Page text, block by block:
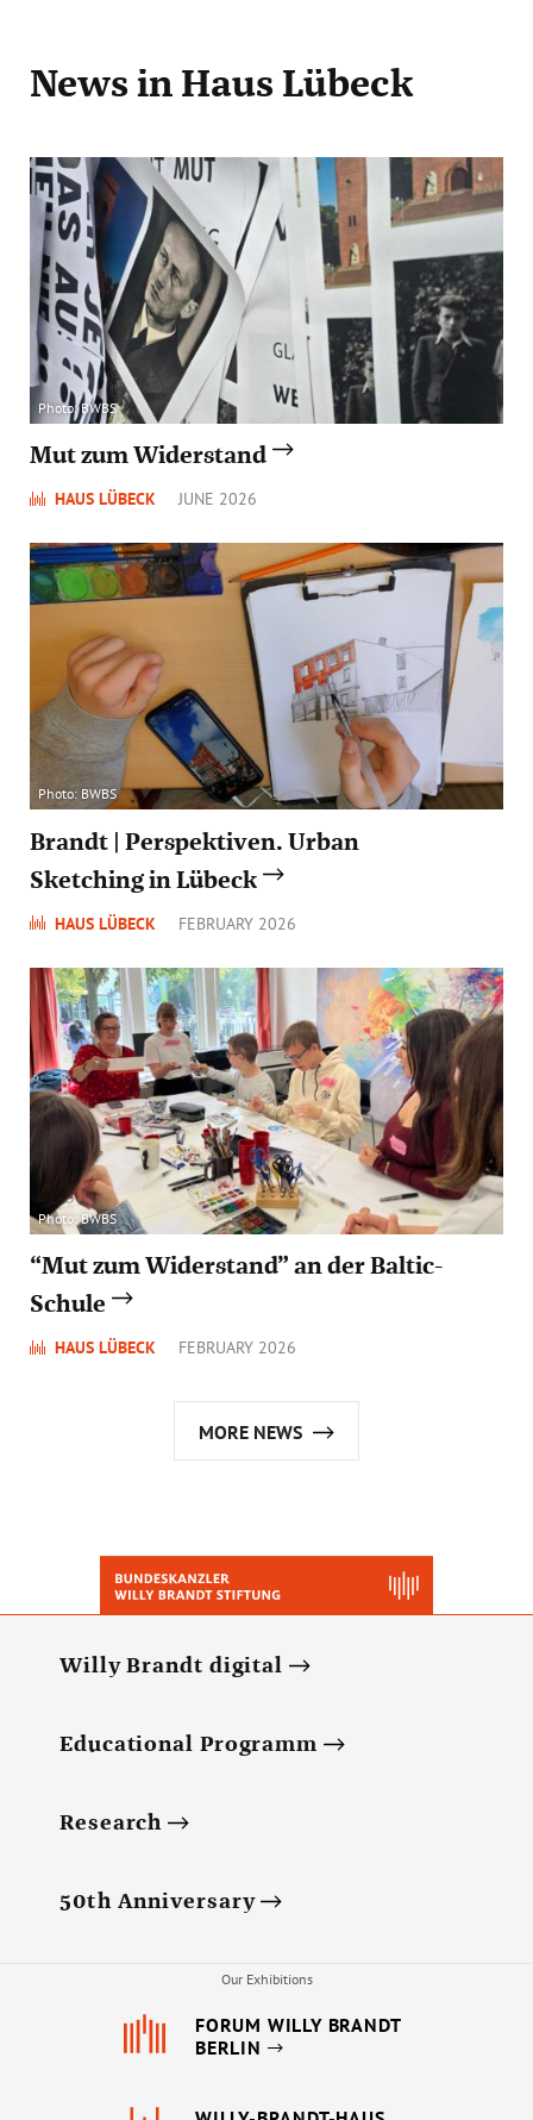
News in Haus Lübeck
Photo: BWBS
Mut zum Widerstand
HAUS LÜBECK JUNE 2026
Photo: BWBS
Brandt | Perspektiven. Urban
Sketching in Lübeck
HAUS LÜBECK FEBRUARY 2026
Photo: BWBS
“Mut zum Widerstand” an der Baltic-
Schule
HAUS LÜBECK FEBRUARY 2026
MORE NEWS
Willy Brandt digital
Educational Programm
Research
50th Anniversary
Our Exhibitions
FORUM WILLY BRANDT
BERLIN